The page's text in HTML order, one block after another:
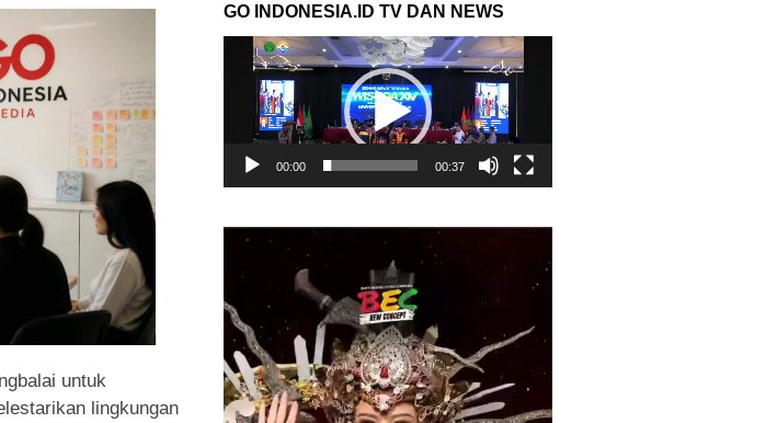
untuk
lingkungan
GO INDONESIA.ID TV DAN NEWS
Pemutar
Video
00:00 00:37
Pemutar